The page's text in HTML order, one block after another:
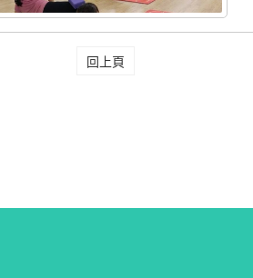
回上頁